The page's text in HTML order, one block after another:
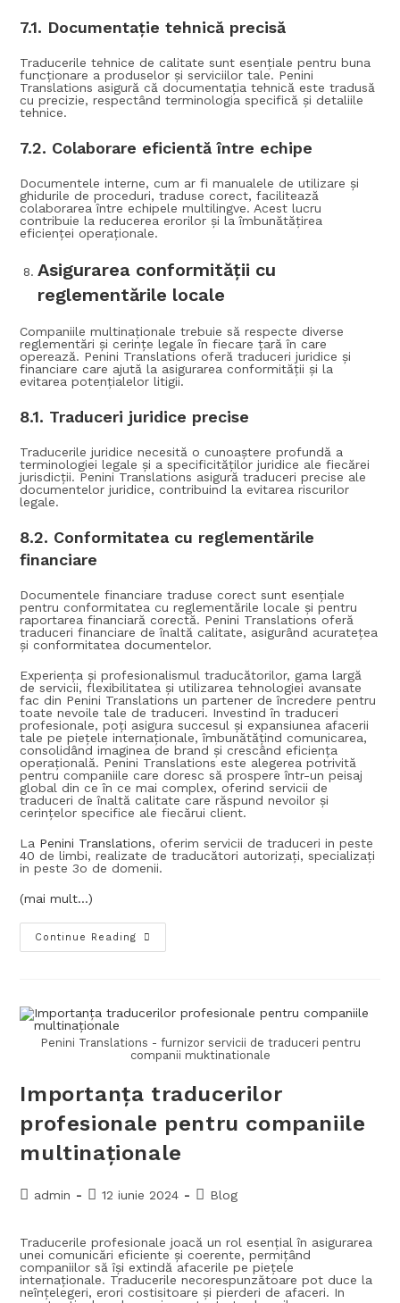
7.1. Documentație tehnică precisă
Traducerile tehnice de calitate sunt esențiale pentru buna
funcționare a produselor și serviciilor tale. Penini
Translations asigură că documentația tehnică este tradusă
cu precizie, respectând terminologia specifică și detaliile
tehnice.
7.2. Colaborare eficientă între echipe
Documentele interne, cum ar fi manualele de utilizare și
ghidurile de proceduri, traduse corect, facilitează
colaborarea între echipele multilingve. Acest lucru
contribuie la reducerea erorilor și la îmbunătățirea
eficienței operaționale.
Asigurarea conformității cu
reglementările locale
Companiile multinaționale trebuie să respecte diverse
reglementări și cerințe legale în fiecare țară în care
operează. Penini Translations oferă traduceri juridice și
financiare care ajută la asigurarea conformității și la
evitarea potențialelor litigii.
8.1. Traduceri juridice precise
Traducerile juridice necesită o cunoaștere profundă a
terminologiei legale și a specificităților juridice ale fiecărei
jurisdicții. Penini Translations asigură traduceri precise ale
documentelor juridice, contribuind la evitarea riscurilor
legale.
8.2. Conformitatea cu reglementările
financiare
Documentele financiare traduse corect sunt esențiale
pentru conformitatea cu reglementările locale și pentru
raportarea financiară corectă. Penini Translations oferă
traduceri financiare de înaltă calitate, asigurând acuratețea
și conformitatea documentelor.
Experiența și profesionalismul traducătorilor, gama largă
de servicii, flexibilitatea și utilizarea tehnologiei avansate
fac din Penini Translations un partener de încredere pentru
toate nevoile tale de traduceri. Investind în traduceri
profesionale, poți asigura succesul și expansiunea afacerii
tale pe piețele internaționale, îmbunătățind comunicarea,
consolidând imaginea de brand și crescând eficiența
operațională. Penini Translations este alegerea potrivită
pentru companiile care doresc să prospere într-un peisaj
global din ce în ce mai complex, oferind servicii de
traduceri de înaltă calitate care răspund nevoilor și
cerințelor specifice ale fiecărui client.
La Penini Translations, oferim servicii de traduceri in peste
40 de limbi, realizate de traducători autorizați, specializați
in peste 3o de domenii.
(mai mult…)
Continue Reading
Penini Translations - furnizor servicii de traduceri pentru
companii muktinationale
Importanța traducerilor
profesionale pentru companiile
multinaționale
admin 12 iunie 2024 Blog
Traducerile profesionale joacă un rol esențial în asigurarea
unei comunicări eficiente și coerente, permițând
companiilor să își extindă afacerile pe piețele
internaționale. Traducerile necorespunzătoare pot duce la
neînțelegeri, erori costisitoare și pierderi de afaceri. In